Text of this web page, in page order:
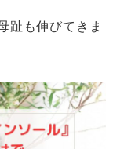
趾も伸びてきま